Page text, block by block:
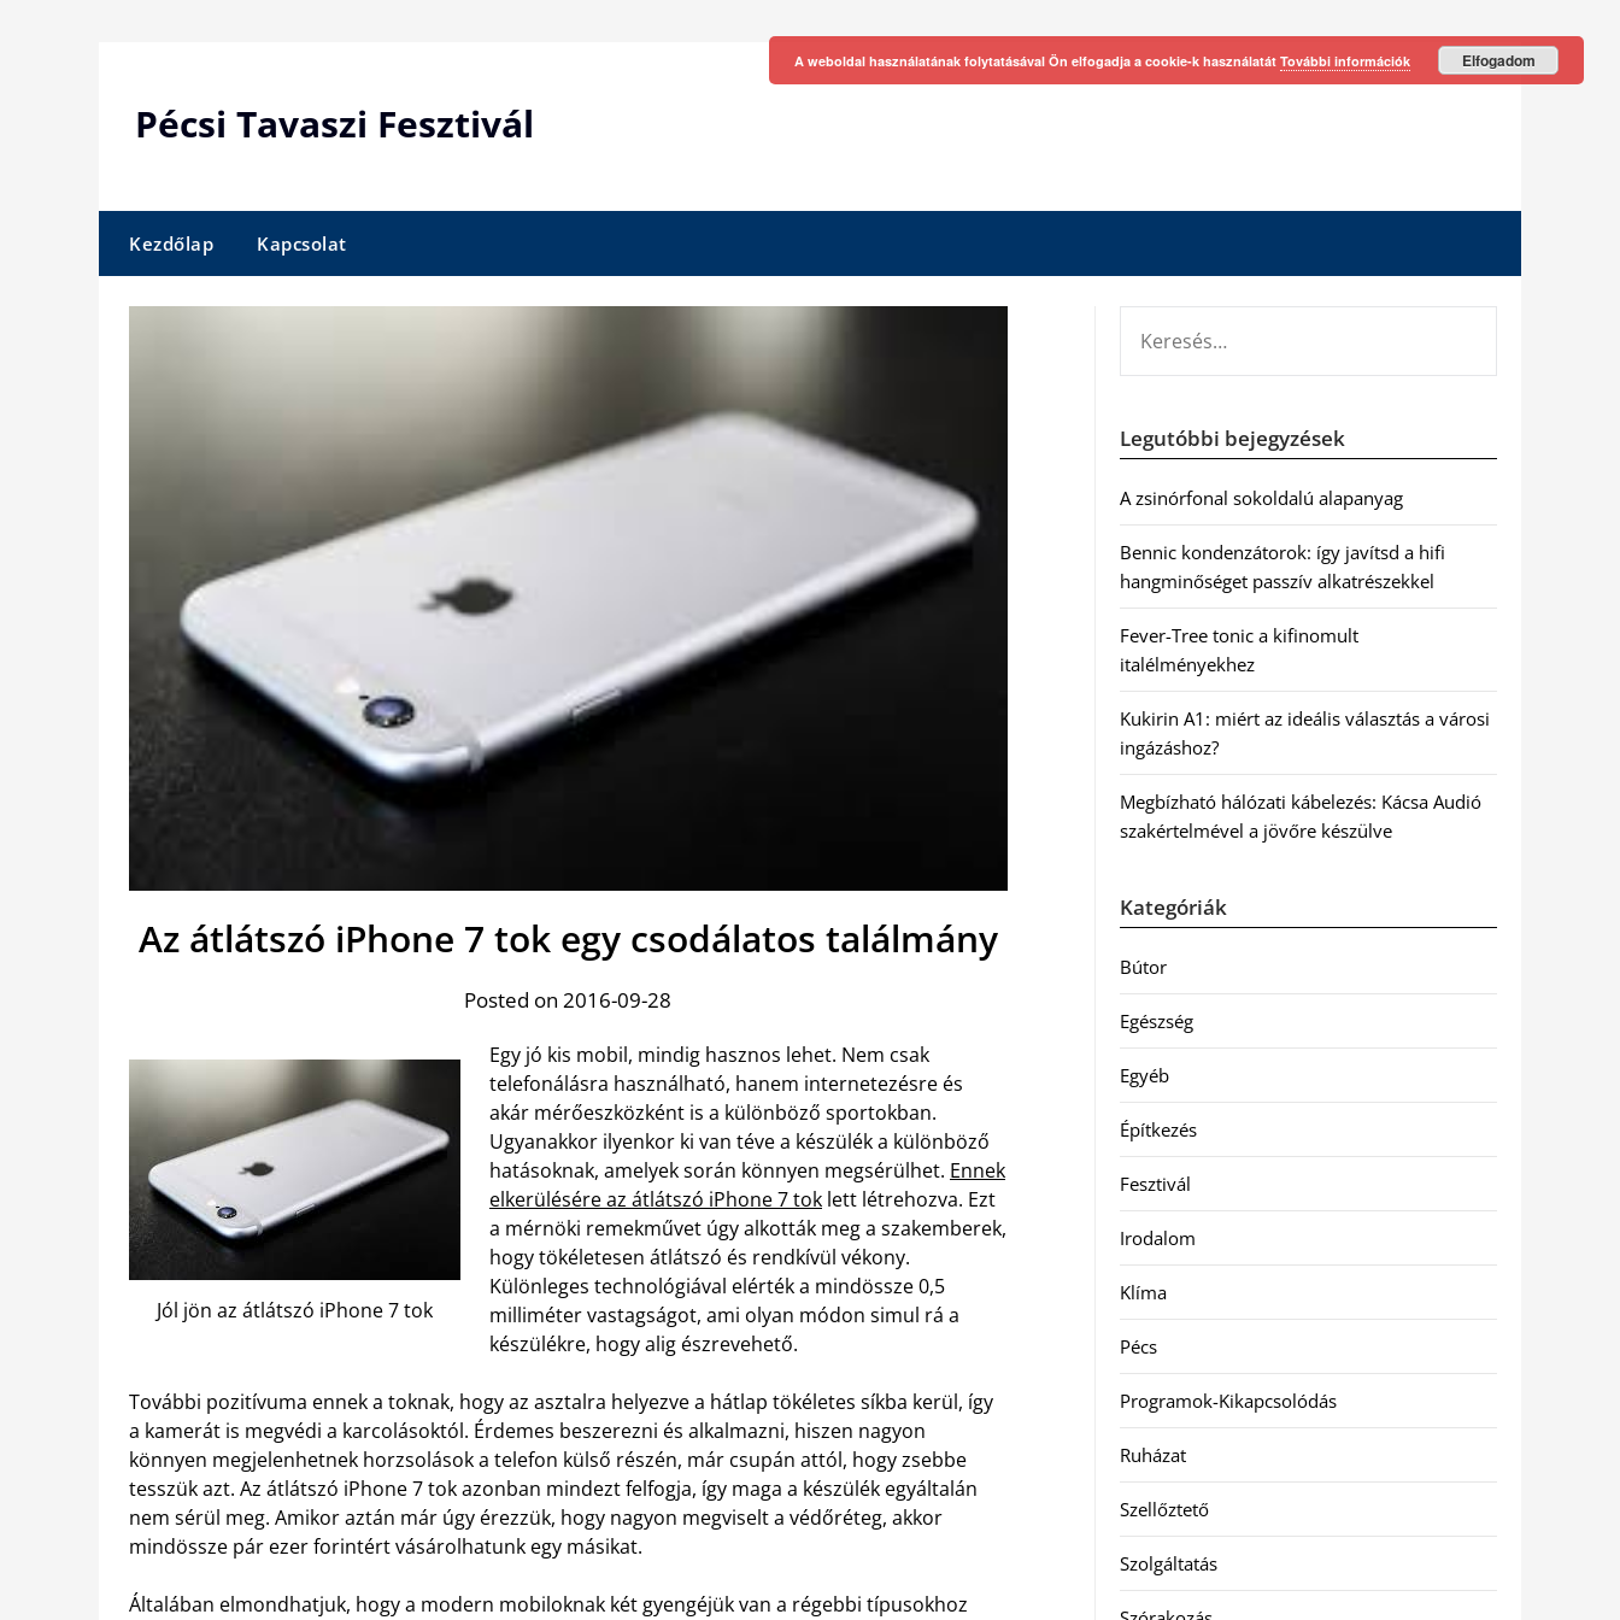
Pécsi Tavaszi Fesztivál
Kezdőlap Kapcsolat
Az átlátszó iPhone 7 tok egy csodálatos találmány
Posted on 2016-09-28
Jól jön az átlátszó iPhone 7 tok
Egy jó kis mobil, mindig hasznos lehet. Nem csak
telefonálásra használható, hanem internetezésre és
akár mérőeszközként is a különböző sportokban.
Ugyanakkor ilyenkor ki van téve a készülék a különböző
hatásoknak, amelyek során könnyen megsérülhet. Ennek
elkerülésére az átlátszó iPhone 7 tok lett létrehozva. Ezt
a mérnöki remekművet úgy alkották meg a szakemberek,
hogy tökéletesen átlátszó és rendkívül vékony.
Különleges technológiával elérték a mindössze 0,5
milliméter vastagságot, ami olyan módon simul rá a
készülékre, hogy alig észrevehető.
További pozitívuma ennek a toknak, hogy az asztalra helyezve a hátlap tökéletes síkba kerül, így
a kamerát is megvédi a karcolásoktól. Érdemes beszerezni és alkalmazni, hiszen nagyon
könnyen megjelenhetnek horzsolások a telefon külső részén, már csupán attól, hogy zsebbe
tesszük azt. Az átlátszó iPhone 7 tok azonban mindezt felfogja, így maga a készülék egyáltalán
nem sérül meg. Amikor aztán már úgy érezzük, hogy nagyon megviselt a védőréteg, akkor
mindössze pár ezer forintért vásárolhatunk egy másikat.
Általában elmondhatjuk, hogy a modern mobiloknak két gyengéjük van a régebbi típusokhoz
Legutóbbi bejegyzések
A zsinórfonal sokoldalú alapanyag
Bennic kondenzátorok: így javítsd a hifi
hangminőséget passzív alkatrészekkel
Fever-Tree tonic a kifinomult
italélményekhez
Kukirin A1: miért az ideális választás a városi
ingázáshoz?
Megbízható hálózati kábelezés: Kácsa Audió
szakértelmével a jövőre készülve
Kategóriák
Bútor
Egészség
Egyéb
Építkezés
Fesztivál
Irodalom
Klíma
Pécs
Programok-Kikapcsolódás
Ruházat
Szellőztető
Szolgáltatás
A weboldal használatának folytatásával Ön elfogadja a cookie-k használatát További információk Elfogadom